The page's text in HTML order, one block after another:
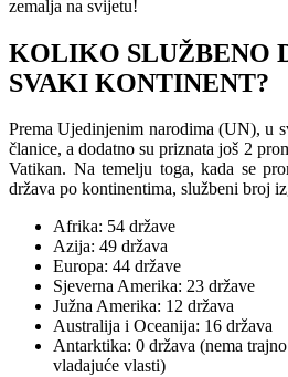
zemalja na svijetu!
KOLIKO SLUŽBENO
SVAKI KONTINENT?
Prema Ujedinjenim narodima (UN), u
članice, a dodatno su priznata još 2
Vatikan. Na temelju toga, kada se
država po kontinentima, službeni broj
Afrika: 54 države
Azija: 49 država
Europa: 44 države
Sjeverna Amerika: 23 države
Južna Amerika: 12 država
Australija i Oceanija: 16 država
Antarktika: 0 država (nema
vladajuće vlasti)